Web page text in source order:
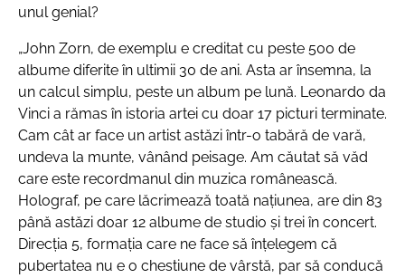
unul genial?
„John Zorn, de exemplu e creditat cu peste 500 de
albume diferite în ultimii 30 de ani. Asta ar însemna, la
un calcul simplu, peste un album pe lună. Leonardo da
Vinci a rămas în istoria artei cu doar 17 picturi terminate.
Cam cât ar face un artist astăzi într-o tabără de vară,
undeva la munte, vânând peisage. Am căutat să văd
care este recordmanul din muzica românească.
Holograf, pe care lăcrimează toată națiunea, are din 83
până astăzi doar 12 albume de studio și trei în concert.
Direcția 5, formația care ne face să înțelegem că
pubertatea nu e o chestiune de vârstă, par să conducă